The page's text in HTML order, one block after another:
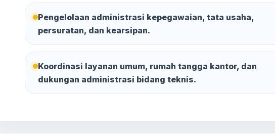
Pengelolaan administrasi kepegawaian, tata usaha,
persuratan, dan kearsipan.
Koordinasi layanan umum, rumah tangga kantor, dan
dukungan administrasi bidang teknis.